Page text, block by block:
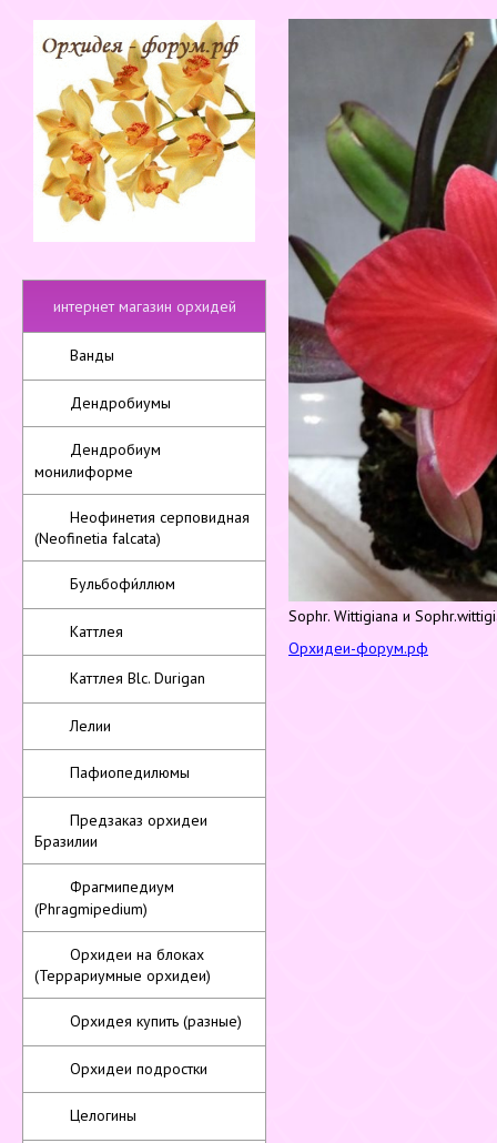
интернет магазин орхидей
Ванды
Дендробиумы
Дендробиум
монилиформе
Неофинетия серповидная
(Neofinetia falcata)
Бульбофи́ллюм
Каттлея
Каттлея Blc. Durigan
Лелии
Пафиопедилюмы
Предзаказ орхидеи
Бразилии
Фрагмипедиум
(Phragmipedium)
Орхидеи на блоках
(Террариумные орхидеи)
Орхидея купить (разные)
Орхидеи подростки
Целогины
Sophr. Wittigiana и
Орхидеи-форум.рф